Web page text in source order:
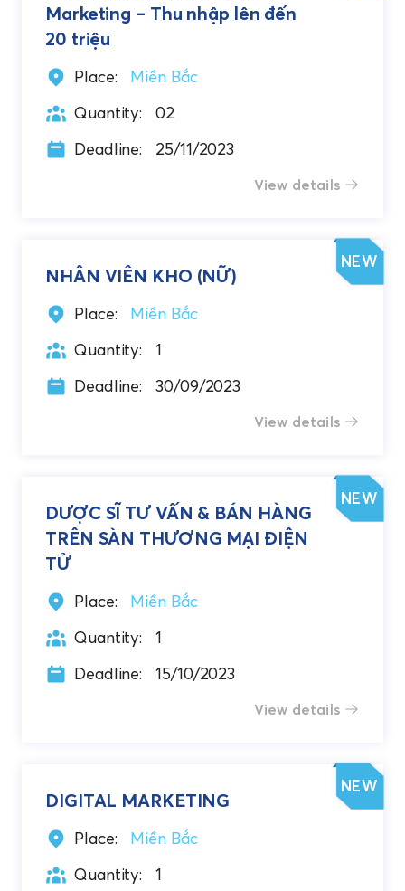
Marketing – Thu nhập lên đến
20 triệu
Place:
Miền Bắc
Quantity:
02
Deadline:
25/11/2023
View details
NEW
NHÂN VIÊN KHO (NỮ)
Place:
Miền Bắc
Quantity:
1
Deadline:
30/09/2023
View details
NEW
DƯỢC SĨ TƯ VẤN & BÁN HÀNG
TRÊN SÀN THƯƠNG MẠI ĐIỆN
TỬ
Place:
Miền Bắc
Quantity:
1
Deadline:
15/10/2023
View details
NEW
DIGITAL MARKETING
Place:
Miền Bắc
Quantity:
1